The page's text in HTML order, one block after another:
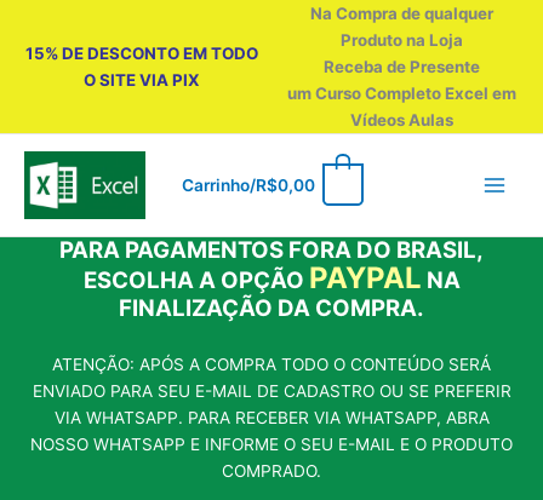
15% DE DESCONTO EM TODO
O SITE VIA PIX
Na Compra de qualquer
Produto na Loja
Receba de Presente
um Curso Completo Excel em
Vídeos Aulas
Carrinho/R$0,00
PARA PAGAMENTOS FORA DO BRASIL,
ESCOLHA A OPÇÃO PAYPAL NA
FINALIZAÇÃO DA COMPRA.
ATENÇÃO: APÓS A COMPRA TODO O CONTEÚDO SERÁ
ENVIADO PARA SEU E-MAIL DE CADASTRO OU SE PREFERIR
VIA WHATSAPP. PARA RECEBER VIA WHATSAPP, ABRA
NOSSO WHATSAPP E INFORME O SEU E-MAIL E O PRODUTO
COMPRADO.